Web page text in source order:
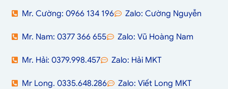
Mr. Cường: 0966 134 196 Zalo: Cường Nguyễn
Mr. Nam: 0377 366 655 Zalo: Vũ Hoàng Nam
Mr. Hải: 0379.998.457 Zalo: Hải MKT
Mr Long. 0335.648.286 Zalo: Viết Long MKT